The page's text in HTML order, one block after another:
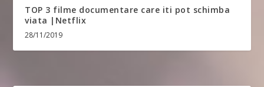
TOP 3 filme documentare care iti pot schimba
viata |Netflix
28/11/2019